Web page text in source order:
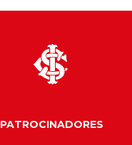
PATROCINADORES